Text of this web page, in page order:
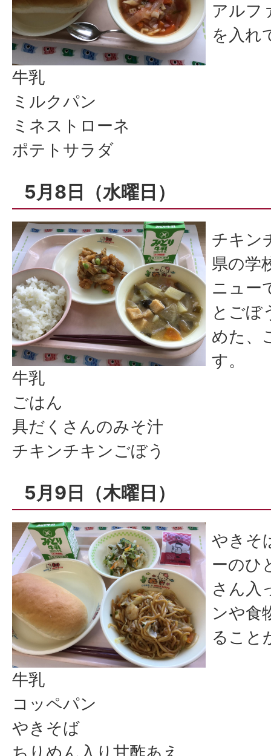
牛乳
ミルクパン
ミネストローネ
ポテトサラダ
アルフ
を入れ
5月8日（水曜日）
牛乳
ごはん
具だくさんのみそ汁
チキンチキンごぼう
チキン
県の学
ニュー
とごぼ
めた、
す。
5月9日（木曜日）
牛乳
コッペパン
やきそば
やきそ
ーのひ
さん入
ンや食
ること